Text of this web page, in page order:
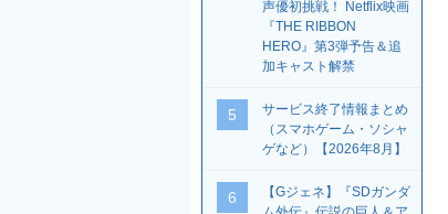
声優初挑戦！ Netflix映画
『THE RIBBON
HERO』第3弾予告＆追
加キャスト解禁
5
サービス終了情報まとめ
（スマホゲーム・ソシャ
ゲなど）【2026年8月】
6
【Gジェネ】『SDガンダ